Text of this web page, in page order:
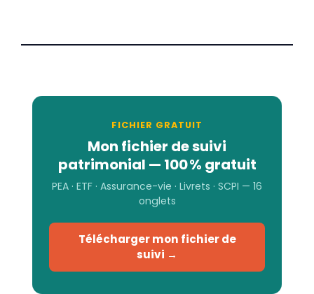
FICHIER GRATUIT
Mon fichier de suivi
patrimonial — 100 % gratuit
PEA · ETF · Assurance-vie · Livrets · SCPI — 16
onglets
Télécharger mon fichier de
suivi →